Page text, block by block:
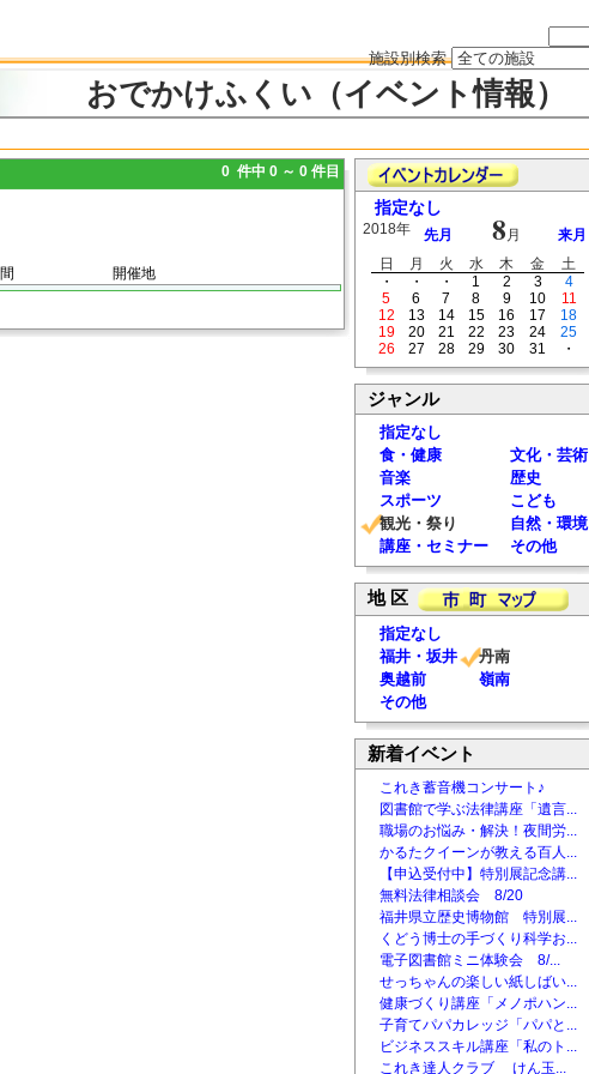
施設別検索
おでかけふくい（イベント情報）
0 件中 0 ～ 0 件目
開催地
指定なし
2018年 先月 8 月
来月
日
月 火 水 木 金
土
・
・ ・ 1 2 3
4
5
6 7 8 9 10
11
12
13 14 15 16 17
18
19
20 21 22 23 24
25
26
27 28 29 30 31 ・
ジャンル
指定なし
食・健康
文化・芸術
音楽
歴史
スポーツ
こども
観光・祭り
自然・環境
講座・セミナー
その他
地 区
指定なし
福井・坂井
丹南
奥越前
嶺南
その他
新着イベント
これき蓄音機コンサート♪
図書館で学ぶ法律講座「遺言...
職場のお悩み・解決！夜間労...
かるたクイーンが教える百人...
【申込受付中】特別展記念講...
無料法律相談会 8/20
福井県立歴史博物館 特別展...
くどう博士の手づくり科学お...
電子図書館ミニ体験会 8/...
せっちゃんの楽しい紙しばい...
健康づくり講座「メノポハン...
子育てパパカレッジ「パパと...
ビジネススキル講座「私のト...
これき達人クラブ けん玉...